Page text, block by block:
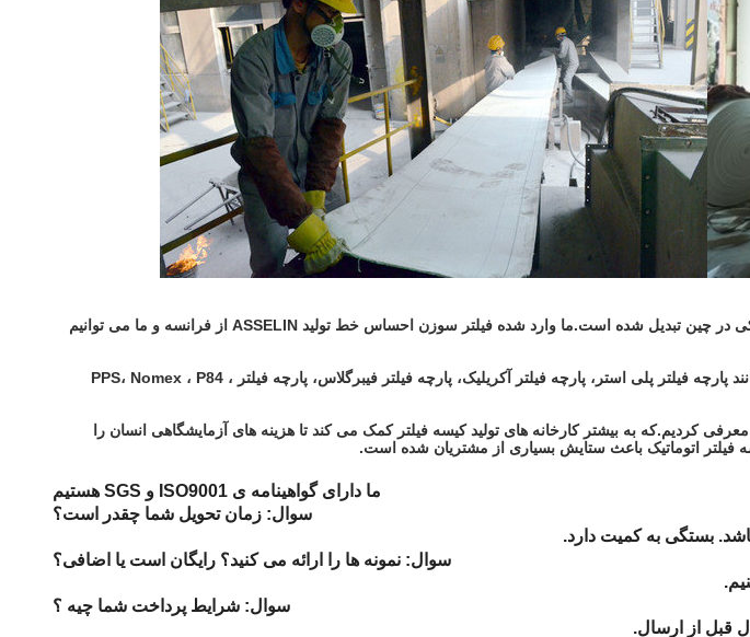
به یکی از تولید کنندگان پیشرو در فیلتراسیون گرد و غبار و قطعات یدکی در چین تبدیل شده است.ما وارد شده فیلتر سوزن احساس خط تولید ASSELIN از فرانسه و ما می توانیم
بر اساس 8 خط تولید فیلت سوزن، ظرفیت تولیدی سالانه ما می تواند به 20،000 متر مربع در روز برسد.مانند پارچه فیلتر پلی استر، پارچه فیلتر آکریلیک، پارچه فیلتر فیبرگلاس، پارچه فیلتر PPS، Nomex ، P84 ،
کردیم.که به بیشتر کارخانه های تولید کیسه فیلتر کمک می کند تا هزینه های آزمایشگاهی انسان را
فیلتر اتوماتیک باعث ستایش بسیاری از مشتریان شده است.
ما دارای گواهینامه ی ISO9001 و SGS هستیم
سوال: زمان تحویل شما چقدر است؟
سوال: نمونه ها را ارائه می کنید؟ رایگان است یا اضافی؟
سوال: شرايط پرداخت شما چيه ؟